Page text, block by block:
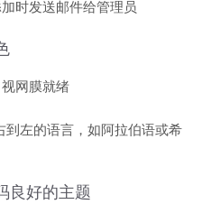
时发送邮件给管理员
网膜就绪
到左的语言，如阿拉伯语或希
良好的主题